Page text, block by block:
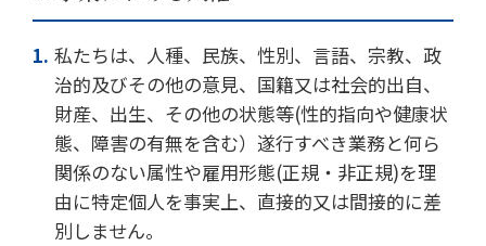
私たちは、人種、民族、性別、言語、宗教、政
治的及びその他の意見、国籍又は社会的出自、
財産、出生、その他の状態等(性的指向や健康状
態、障害の有無を含む）遂行すべき業務と何ら
関係のない属性や雇用形態(正規・非正規)を理
由に特定個人を事実上、直接的又は間接的に差
別しません。